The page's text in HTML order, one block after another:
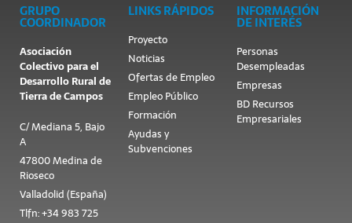
GRUPO
COORDINADOR
Asociación
Colectivo para el
Desarrollo Rural de
Tierra de Campos
C/ Mediana 5, Bajo
A
47800 Medina de
Rioseco
Valladolid (España)
Tlfn: +34 983 725
LINKS RÁPIDOS
Proyecto
Noticias
Ofertas de Empleo
Empleo Público
Formación
Ayudas y
Subvenciones
INFORMACIÓN
DE INTERÉS
Personas
Desempleadas
Empresas
BD Recursos
Empresariales